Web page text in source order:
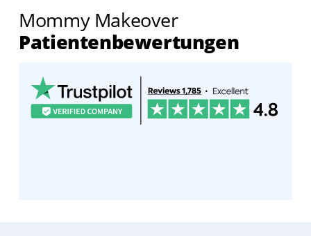
Mommy Makeover
Patientenbewertungen